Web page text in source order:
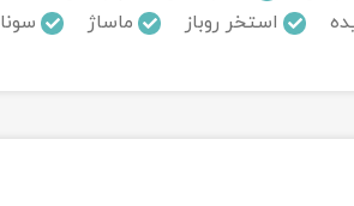
استخر روباز ماساژ سونا